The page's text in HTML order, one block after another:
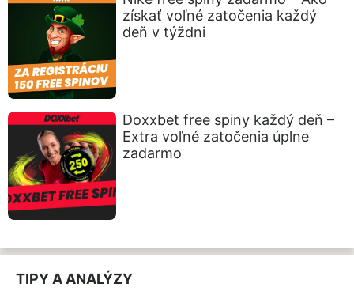
získať voľné zatočenia každý
deň v týždni
Doxxbet free spiny každý deň –
Extra voľné zatočenia úplne
zadarmo
TIPY A ANALÝZY